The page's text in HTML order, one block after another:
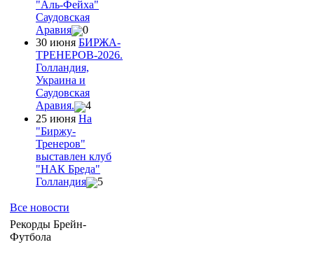
"Аль-Фейха"
Саудовская
Аравия
0
30 июня БИРЖА-
ТРЕНЕРОВ-2026.
Голландия,
Украина и
Саудовская
Аравия.
4
25 июня На
"Биржу-
Тренеров"
выставлен клуб
"НАК Бреда"
Голландия
5
Все новости
Рекорды Брейн-
Футбола